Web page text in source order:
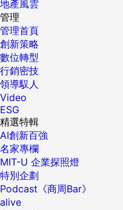
地產風雲
管理
管理首頁
創新策略
數位轉型
行銷密技
領導馭人
Video
ESG
精選特輯
AI創新百強
名家專欄
MIT-U 企業探照燈
特別企劃
Podcast《商周Bar》
alive